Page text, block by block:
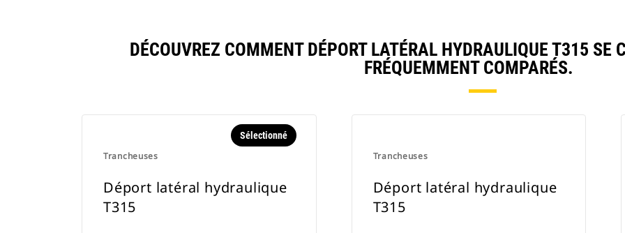
DÉCOUVREZ COMMENT DÉPORT LATÉRAL HYDRAULIQUE T315 SE
FRÉQUEMMENT COMPARÉS.
Trancheuses
Sélectionné
Déport latéral hydraulique
T315
Trancheuses
Déport latéral hydraulique
T315